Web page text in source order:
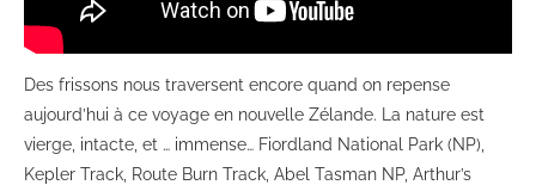
Des frissons nous traversent encore quand on repense
aujourd’hui à ce voyage en nouvelle Zélande. La nature est
vierge, intacte, et … immense… Fiordland National Park (NP),
Kepler Track, Route Burn Track, Abel Tasman NP, Arthur’s